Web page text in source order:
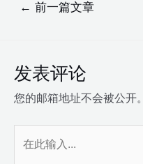
← 前一篇文章
发表评论
您的邮箱地址不会被公开。